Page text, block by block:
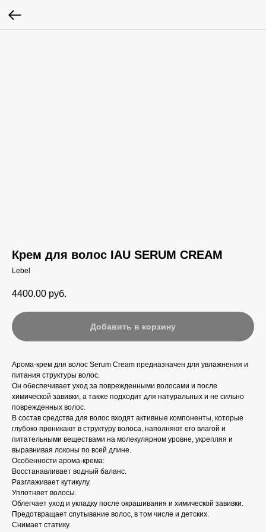
Крем для волос IAU SERUM CREAM
Lebel
4400.00 руб.
Добавить в корзину
Арома-крем для волос Serum Cream предназначен для увлажнения и
питания структуры волос.
Он обеспечивает уход за поврежденными волосами и после
химической завивки, а также подходит для натуральных и не сильно
поврежденных волос.
В состав средства для волос входят активные компоненты, которые
глубоко проникают в структуру волоса, наполняют его влагой и
питательными веществами на молекулярном уровне, укрепляя и
выравнивая локоны по всей длине.
Особенности арома-крема:
Восстанавливает водный баланс.
Разглаживает кутикулу.
Уплотняет волосы.
Облегчает уход и укладку после окрашивания и химической завивки.
Предотвращает спутывание волос, в том числе и детских.
Снимает статику.